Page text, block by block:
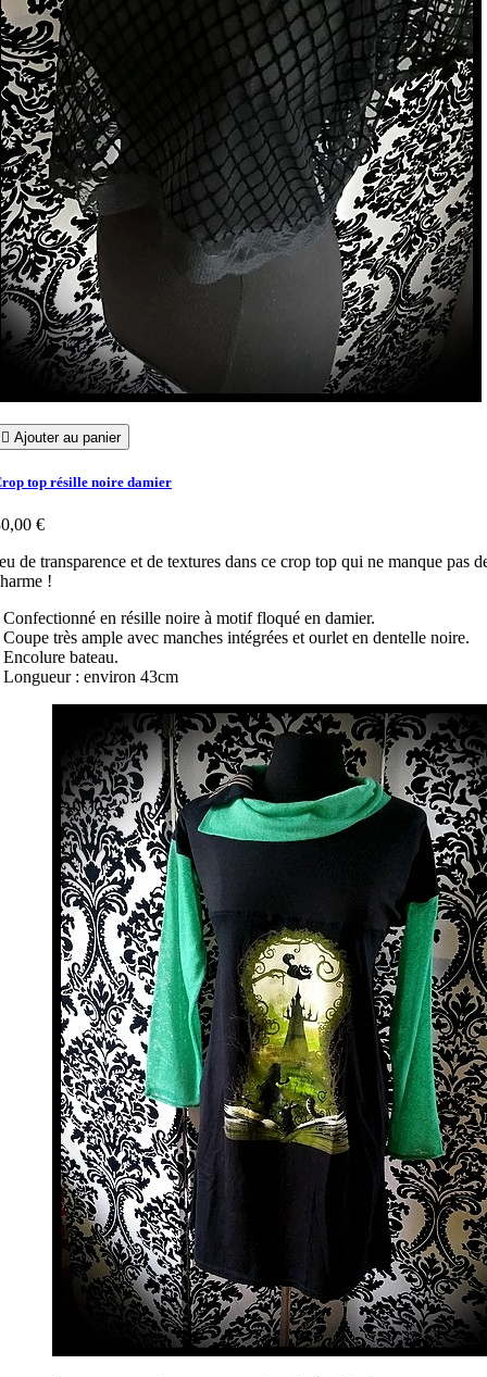
 Ajouter au panier
top résille noire damier
€
de transparence et de textures dans ce crop top qui ne manque pas
!
Confectionné en résille noire à motif floqué en damier.
Coupe très ample avec manches intégrées et ourlet en dentelle noire.
Encolure bateau.
Longueur : environ 43cm